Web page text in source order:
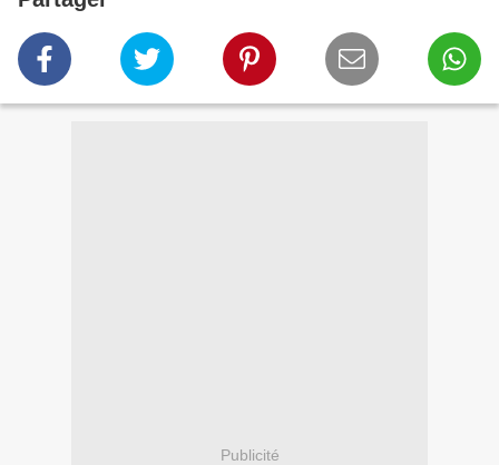
Publicité